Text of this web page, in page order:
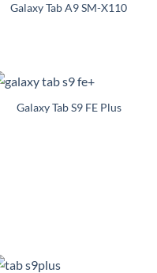
Galaxy Tab A9 SM-X110
Galaxy Tab S9 FE Plus